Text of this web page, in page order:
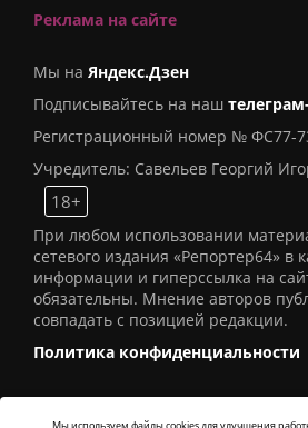
Реклама на сайте
Мы на Яндекс.Дзен
Подписывайтесь на наш
Регистрационный номер № ФС77-
Учредитель: Савельев Георгий
18+
При любом использовании
сетевого издания «Репортер64» в
информации и гиперссылка на
обязательны. Мнение авторов
совпадать с позицией редакции.
Политика конфиденциальности